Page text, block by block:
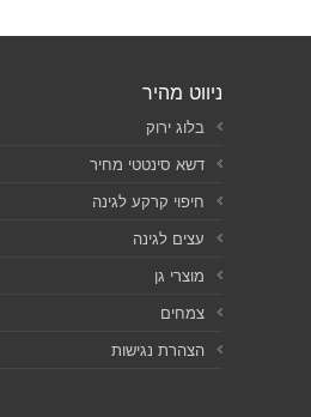
ניווט מהיר
בלוג ירוק
דשא סינטטי מחיר
חיפוי קרקע לגינה
עצים לגינה
מוצרי גן
צמחים
הצהרת נגישות